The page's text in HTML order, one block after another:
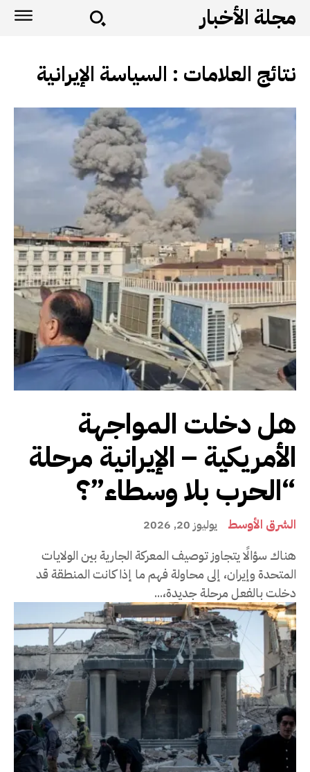
مجلة الأخبار
نتائج العلامات : السياسة الإيرانية
هل دخلت المواجهة
الأمريكية – الإيرانية مرحلة
“الحرب بلا وسطاء”؟
الشرق الأوسط يوليوز 20, 2026
هناك سؤالًا يتجاوز توصيف المعركة الجارية بين الولايات
المتحدة وإيران، إلى محاولة فهم ما إذا كانت المنطقة قد
دخلت بالفعل مرحلة جديدة،...